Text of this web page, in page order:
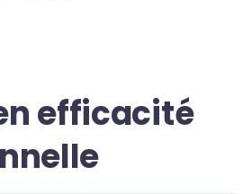
efficacité